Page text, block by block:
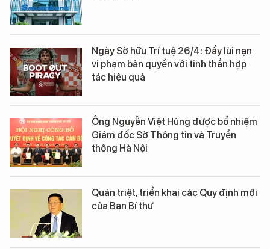
Ngày Sở hữu Trí tuệ 26/4: Đẩy lùi nạn
vi phạm bản quyền với tinh thần hợp
tác hiệu quả
Ông Nguyễn Việt Hùng được bổ nhiệm
Giám đốc Sở Thông tin và Truyền
thông Hà Nội
Quán triệt, triển khai các Quy định mới
của Ban Bí thư